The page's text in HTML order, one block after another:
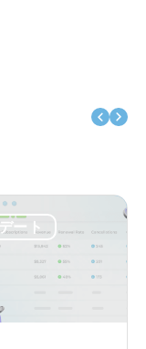
ート